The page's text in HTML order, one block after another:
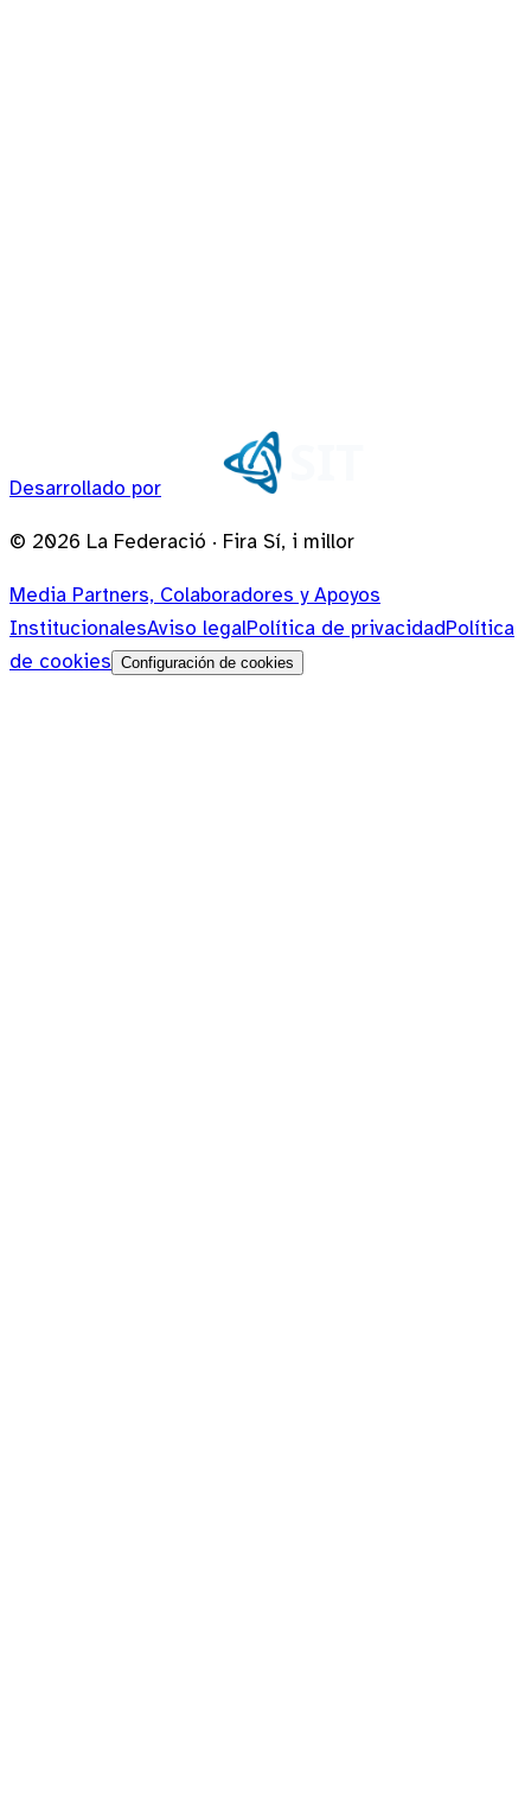
Desarrollado por
© 2026 La Federació · Fira Sí, i millor
Media Partners, Colaboradores y Apoyos
InstitucionalesAviso legalPolítica de privacidadPolítica
de cookies Configuración de cookies